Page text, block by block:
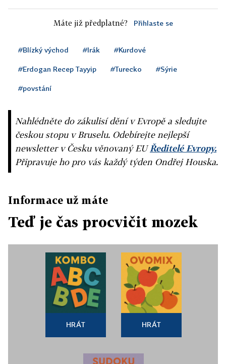
Máte již předplatné? Přihlaste se
#Blízký východ #Irák #Kurdové
#Erdogan Recep Tayyip #Turecko #Sýrie
#povstání
Nahlédněte do zákulisí dění v Evropě a sledujte
českou stopu v Bruselu. Odebírejte nejlepší
newsletter v Česku věnovaný EUŘeditelé Evropy.
Připravuje ho pro vás každý týden Ondřej Houska.
Informace už máte
Teď je čas procvičit mozek
HRÁT HRÁT